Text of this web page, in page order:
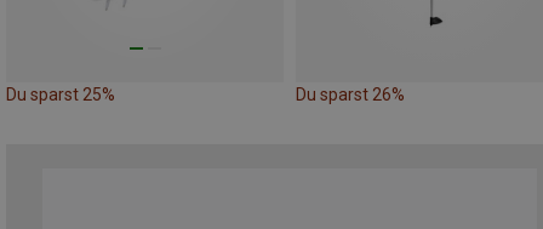
Du sparst 25% Du sparst 26%